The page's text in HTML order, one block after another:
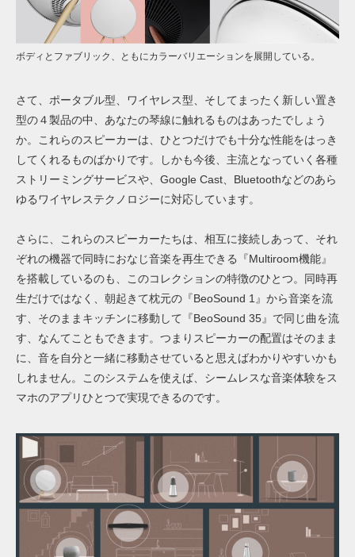
ボディとファブリック、ともにカラーバリエーションを展開している。
さて、ポータブル型、ワイヤレス型、そしてまったく新しい置き
型の４製品の中、あなたの琴線に触れるものはあったでしょう
か。これらのスピーカーは、ひとつだけでも十分な性能をはっき
してくれるものばかりです。しかも今後、主流となっていく各種
ストリーミングサービスや、Google Cast、Bluetoothなどのあら
ゆるワイヤレステクノロジーに対応しています。
さらに、これらのスピーカーたちは、相互に接続しあって、それ
ぞれの機器で同時におなじ音楽を再生できる『Multiroom機能』
を搭載しているのも、このコレクションの特徴のひとつ。同時再
生だけではなく、朝起きて枕元の『BeoSound 1 』から音楽を流
す、そのままキッチンに移動して『BeoSound 35』で同じ曲を流
す、なんてこともできます。つまりスピーカーの配置はそのまま
に、音を自分と一緒に移動させていると思えばわかりやすいかも
しれません。このシステムを使えば、シームレスな音楽体験をス
マホのアプリひとつで実現できるのです。